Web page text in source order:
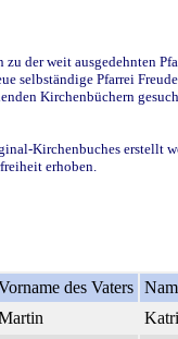
der weit ausgedehnten
selbständige Pfarrei
Kirchenbüchern
Kirchenbuches erstellt
erhoben.
des Vaters